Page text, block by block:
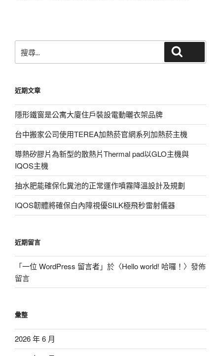
尋
字:
近期文章
隱形鐵窗是公寓大廈住戶裝設電動曬衣架品牌
台中搬家公司使用TEREA加熱菸官網系列加熱菸主機
導熱矽膠片為新型的散熱片Thermal pad以GLO主機與
IQOS主機
抽水肥能確保化糞池的正常運作噴霧降溫設計及規劃
IQOS韌體將確保白內障視優SILK極飛秒雷射儀器
近期留言
「一位 WordPress 留言者」於〈Hello world! 哈囉！ 〉發佈
留言
彙整
2026 年 6 月